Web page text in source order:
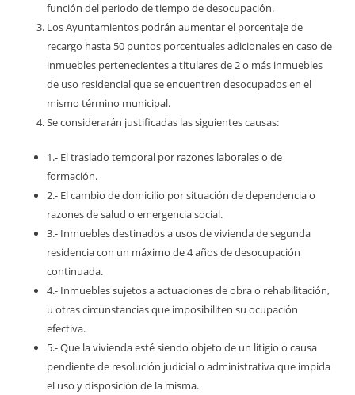
función del periodo de tiempo de desocupación.
Los Ayuntamientos podrán aumentar el porcentaje de
recargo hasta 50 puntos porcentuales adicionales en caso de
inmuebles pertenecientes a titulares de 2 o más inmuebles
de uso residencial que se encuentren desocupados en el
mismo término municipal.
Se considerarán justificadas las siguientes causas:
1.- El traslado temporal por razones laborales o de
formación.
2.- El cambio de domicilio por situación de dependencia o
razones de salud o emergencia social.
3.- Inmuebles destinados a usos de vivienda de segunda
residencia con un máximo de 4 años de desocupación
continuada.
4.- Inmuebles sujetos a actuaciones de obra o rehabilitación,
u otras circunstancias que imposibiliten su ocupación
efectiva.
5.- Que la vivienda esté siendo objeto de un litigio o causa
pendiente de resolución judicial o administrativa que impida
el uso y disposición de la misma.